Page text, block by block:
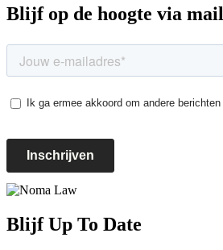
Blijf op de hoogte via mail
Blijf Up To Date